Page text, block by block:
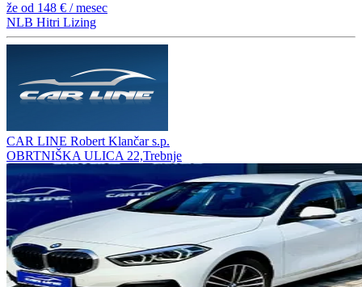
že od 148 € / mesec
NLB Hitri Lizing
CAR LINE Robert Klančar s.p.
OBRTNIŠKA ULICA 22,Trebnje